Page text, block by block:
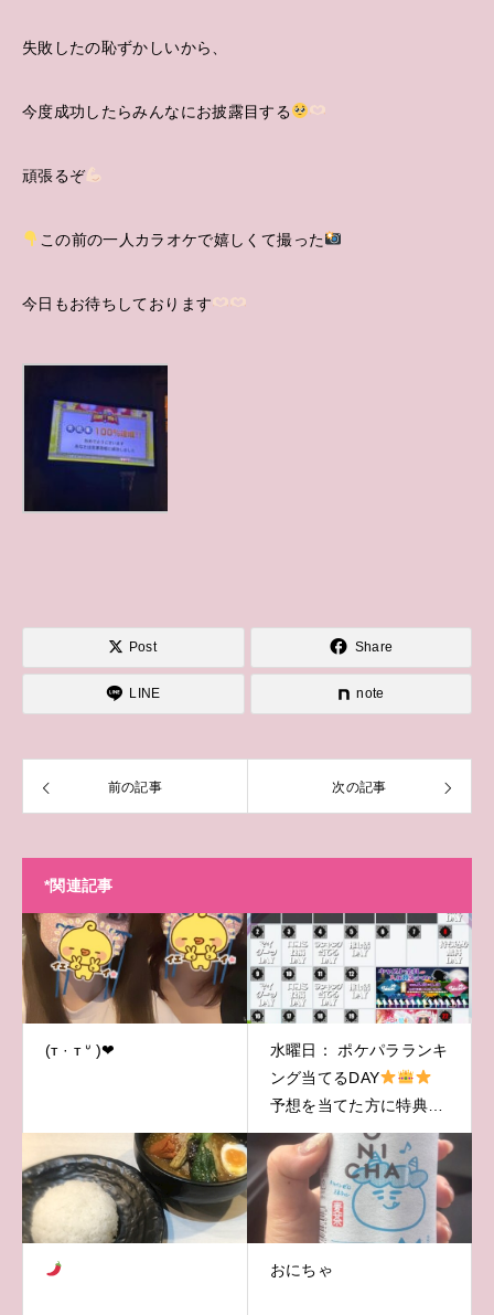
失敗したの恥ずかしいから、
今度成功したらみんなにお披露目する
頑張るぞ
この前の一人カラオケで嬉しくて撮った
今日もお待ちしております
Post Share
LINE note
前の記事 次の記事
*関連記事
(т · т ᐡ )❤︎
水曜日： ポケパラランキ
ング当てるDAY
予想を当てた方に特典プ
レゼント！
おにちゃ